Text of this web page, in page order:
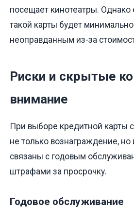
посещает кинотеатры. Однако
такой карты будет
неоправданным из-за
Риски и скрытые
внимание
При выборе кредитной карты
не только вознаграждение,
связаны с годовым
штрафами за просрочку.
Годовое обслуживание